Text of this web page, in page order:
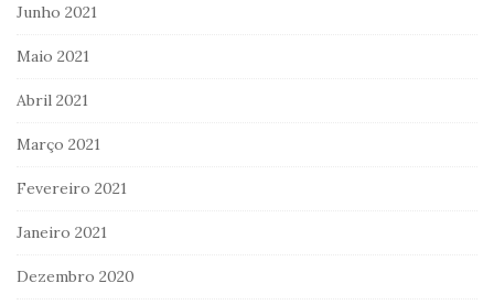
Junho 2021
Maio 2021
Abril 2021
Março 2021
Fevereiro 2021
Janeiro 2021
Dezembro 2020